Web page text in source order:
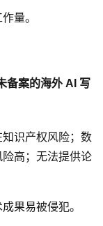
量。
备案的海外 AI 写
识产权风险；数
高；无法提供论
果易被侵犯。